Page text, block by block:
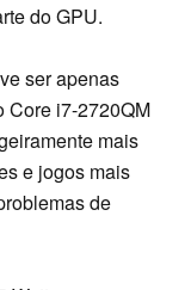
do GPU.
ser apenas
Core i7-2720QM
mais
e jogos mais
de